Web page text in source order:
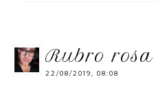
rubro rosa
22/08/2019, 08:08